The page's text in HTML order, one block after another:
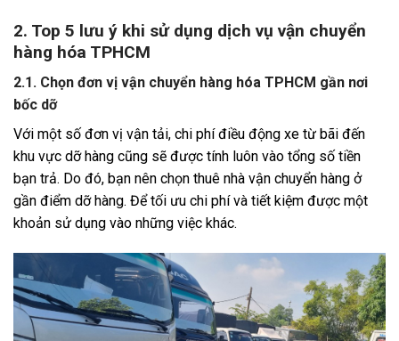
2. Top 5 lưu ý khi sử dụng dịch vụ vận chuyển
hàng hóa TPHCM
2.1. Chọn đơn vị vận chuyển hàng hóa TPHCM gần nơi
bốc dỡ
Với một số đơn vị vận tải, chi phí điều động xe từ bãi đến
khu vực dỡ hàng cũng sẽ được tính luôn vào tổng số tiền
bạn trả. Do đó, bạn nên chọn thuê nhà vận chuyển hàng ở
gần điểm dỡ hàng. Để tối ưu chi phí và tiết kiệm được một
khoản sử dụng vào những việc khác.